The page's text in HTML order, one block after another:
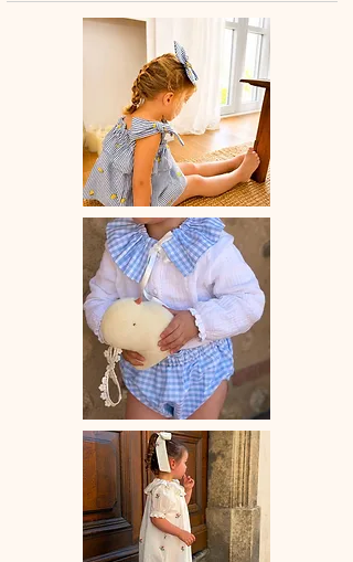
Composition :100%  jersey matelassé